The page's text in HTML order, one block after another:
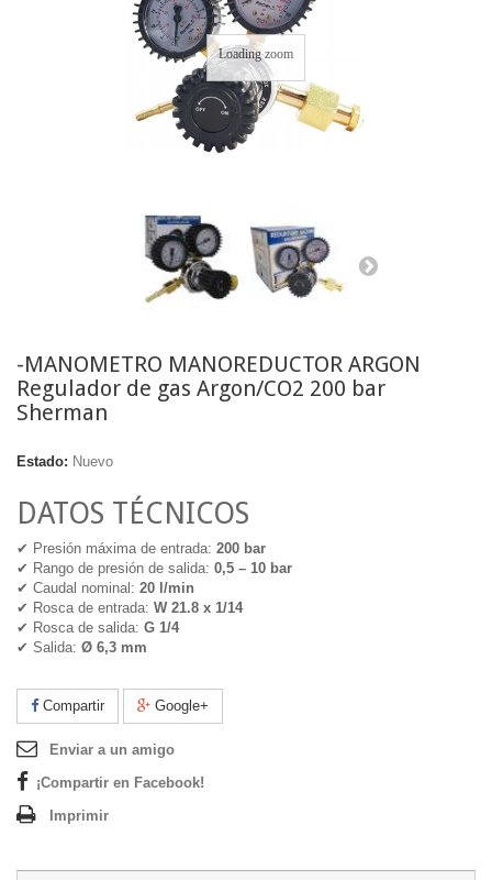
Loading zoom
-MANOMETRO MANOREDUCTOR ARGON
Regulador de gas Argon/CO2 200 bar
Sherman
Estado: Nuevo
DATOS TÉCNICOS
✔ Presión máxima de entrada: 200 bar
✔ Rango de presión de salida: 0,5 – 10 bar
✔ Caudal nominal: 20 l/min
✔ Rosca de entrada: W 21.8 x 1/14
✔ Rosca de salida: G 1/4
✔ Salida: Ø 6,3 mm
Compartir Google+
Enviar a un amigo
¡Compartir en Facebook!
Imprimir